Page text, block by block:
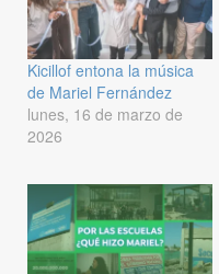
Kicillof entona la música
de Mariel Fernández
lunes, 16 de marzo de
2026